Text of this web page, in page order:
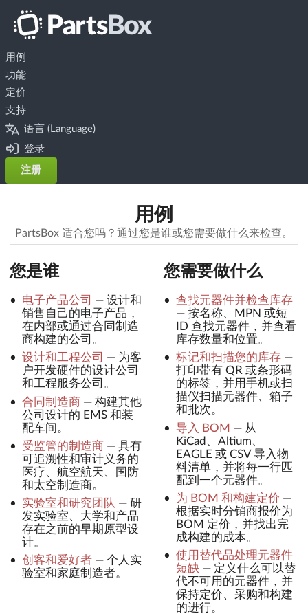
用例
功能
定价
支持
语言 (Language)
登录
注册
用例
PartsBox 适合您吗？通过您是谁或您需要做什么来检查。
您是谁
电子产品公司 — 设计和
销售自己的电子产品，
在内部或通过合同制造
商构建的公司。
设计和工程公司 — 为客
户开发硬件的设计公司
和工程服务公司。
合同制造商 — 构建其他
公司设计的 EMS 和装
配车间。
受监管的制造商 — 具有
可追溯性和审计义务的
医疗、航空航天、国防
和太空制造商。
实验室和研究团队 — 研
发实验室、大学和产品
存在之前的早期原型设
计。
创客和爱好者— 个人实
验室和家庭制造者。
您需要做什么
查找元器件并检查库存
— 按名称、MPN 或短
ID 查找元器件，并查看
库存数量和位置。
标记和扫描您的库存—
打印带有 QR 或条形码
的标签，并用手机或扫
描仪扫描元器件、箱子
和批次。
导入 BOM — 从
KiCad、Altium、
EAGLE 或 CSV 导入物
料清单，并将每一行匹
配到一个元器件。
为 BOM 和构建定价 —
根据实时分销商报价为
BOM 定价，并找出完
成构建的成本。
使用替代品处理元器件
短缺— 定义什么可以替
代不可用的元器件，并
保持定价、采购和构建
的进行。